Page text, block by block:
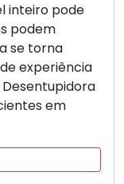
inteiro pode
podem
se torna
experiência
em